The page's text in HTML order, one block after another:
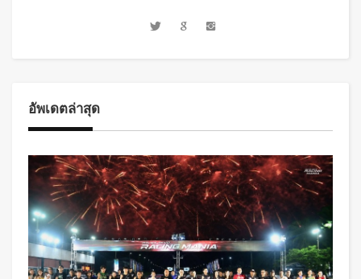
อัพเดตล่าสุด